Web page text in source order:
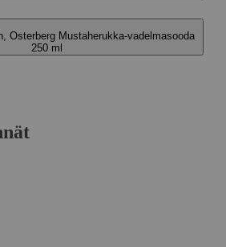
Osterberg Mustaherukka-vadelmasooda
250 ml